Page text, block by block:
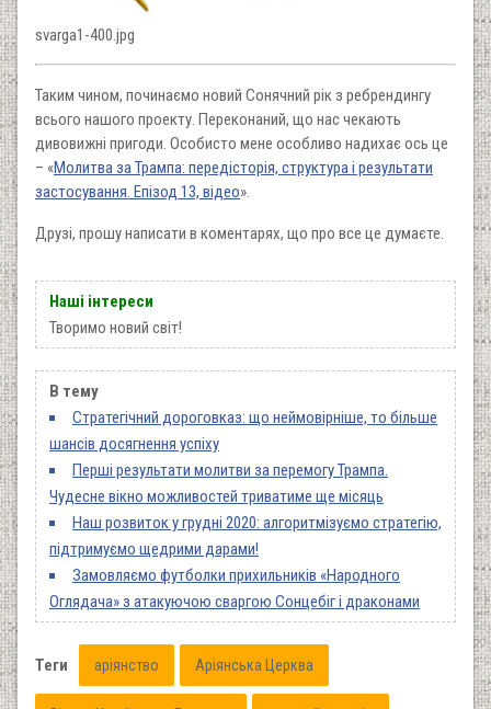
svarga1-400.jpg
Таким чином, починаємо новий Сонячний рік з ребрендингу
всього нашого проекту. Переконаний, що нас чекають
дивовижні пригоди. Особисто мене особливо надихає ось це
– «Молитва за Трампа: передісторія, структура і результати
застосування. Епізод 13, відео».
Друзі, прошу написати в коментарях, що про все це думаєте.
Наші інтереси
Творимо новий світ!
В тему
Стратегічний дороговказ: що неймовірніше, то більше
шансів досягнення успіху
Перші результати молитви за перемогу Трампа.
Чудесне вікно можливостей триватиме ще місяць
Наш розвиток у грудні 2020: алгоритмізуємо стратегію,
підтримуємо щедрими дарами!
Замовляємо футболки прихильників «Народного
Оглядача» з атакуючою сваргою Сонцебіг і драконами
Теги аріянство Аріянська Церква